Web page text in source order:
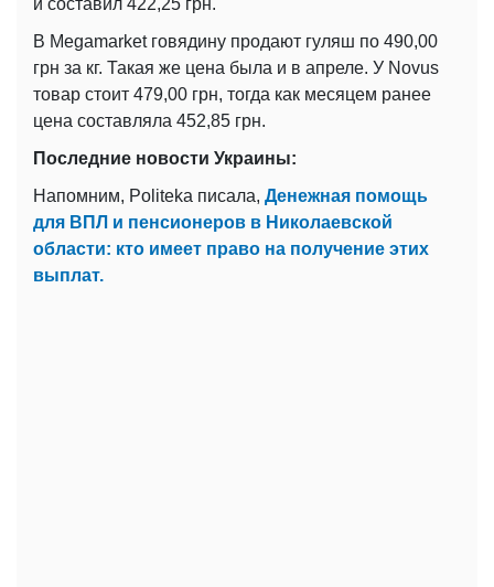
и составил 422,25 грн.
В Megamarket говядину продают гуляш по 490,00
грн за кг. Такая же цена была и в апреле. У Novus
товар стоит 479,00 грн, тогда как месяцем ранее
цена составляла 452,85 грн.
Последние новости Украины:
Напомним, Politeka писала, Денежная помощь
для ВПЛ и пенсионеров в Николаевской
области: кто имеет право на получение этих
выплат.